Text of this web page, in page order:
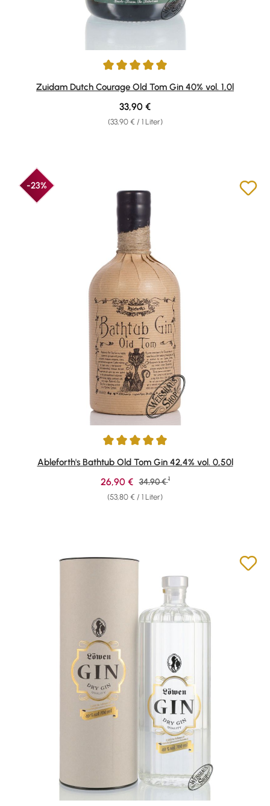
Durchschnittliche Bewertung von 5 von 5 Sternen
Zuidam Dutch Courage Old Tom Gin 40% vol. 1,0l
(33,90 € / 1 Liter)
Regulärer Preis:
33,90 €
-23%
Durchschnittliche Bewertung von 4.92 von 5 Sternen
Ableforth's Bathtub Old Tom Gin 42,4% vol. 0,50l
(53,80 € / 1 Liter)
Verkaufspreis:
26,90 € Regulärer Preis:
34,90 € 1